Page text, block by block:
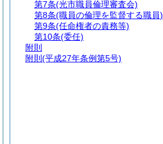
第7条(光市職員倫理審査会)
第8条(職員の倫理を監督する職員)
第9条(任命権者の責務等)
第10条(委任)
附則
附則 (平成27年条例第5号)